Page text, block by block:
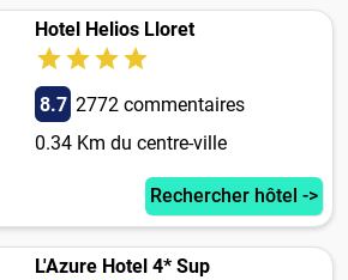
Hotel Helios Lloret
8.7 2772 commentaires
0.34 Km du centre-ville
Rechercher hôtel ->
L'Azure Hotel 4* Sup